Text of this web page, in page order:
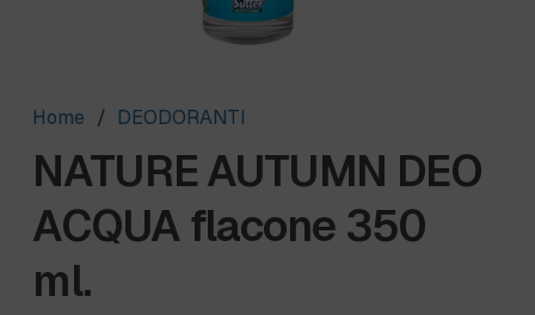
Home / DEODORANTI
NATURE AUTUMN DEO
ACQUA flacone 350
ml.